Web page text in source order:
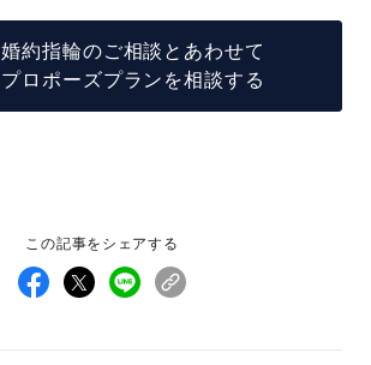
婚約指輪のご相談とあわせて
プロポーズプランを相談する
この記事をシェアする